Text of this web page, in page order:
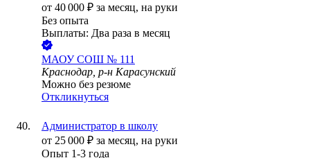
от 40 000 ₽ за месяц, на руки
Без опыта
Выплаты: Два раза в месяц
МАОУ СОШ № 111
Краснодар, р-н Карасунский
Можно без резюме
Откликнуться
Администратор в школу
от 25 000 ₽ за месяц, на руки
Опыт 1-3 года